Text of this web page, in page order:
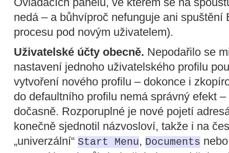
nedá – a bůhvíproč nefunguje ani spuštění
procesu pod novým uživatelem).
Uživatelské účty obecně. Nepodařilo se
nastavení jednoho uživatelského profilu
vytvoření nového profilu – dokonce i
do defaultního profilu nemá správný efekt
dočasně. Rozporuplné je nové pojetí
konečně sjednotil názvosloví, takže i na
„univerzální“ Start Menu, Documents